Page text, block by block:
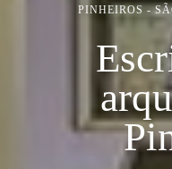
PINHEIROS -